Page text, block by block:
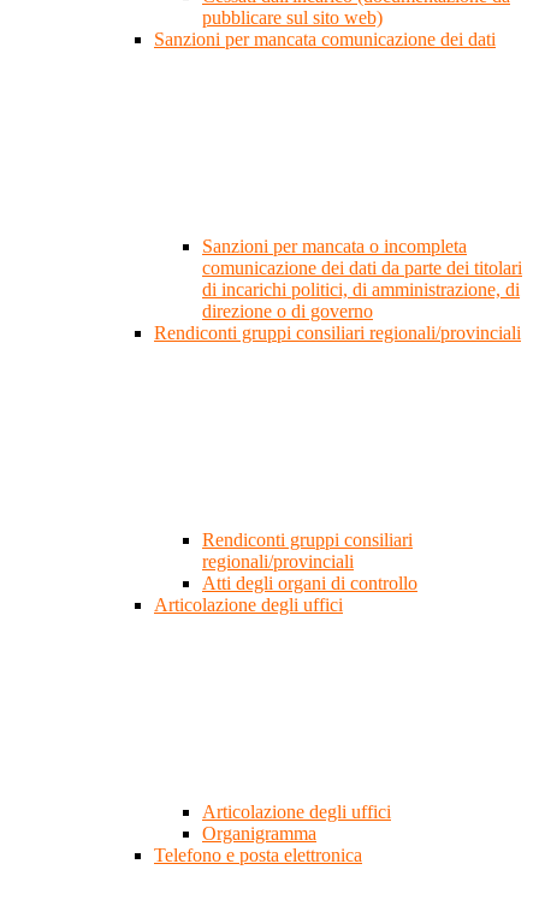
pubblicare sul sito web)
Sanzioni per mancata comunicazione dei dati
Sanzioni per mancata o incompleta
comunicazione dei dati da parte dei titolari
di incarichi politici, di amministrazione, di
direzione o di governo
Rendiconti gruppi consiliari regionali/provinciali
Rendiconti gruppi consiliari
regionali/provinciali
Atti degli organi di controllo
Articolazione degli uffici
Articolazione degli uffici
Organigramma
Telefono e posta elettronica